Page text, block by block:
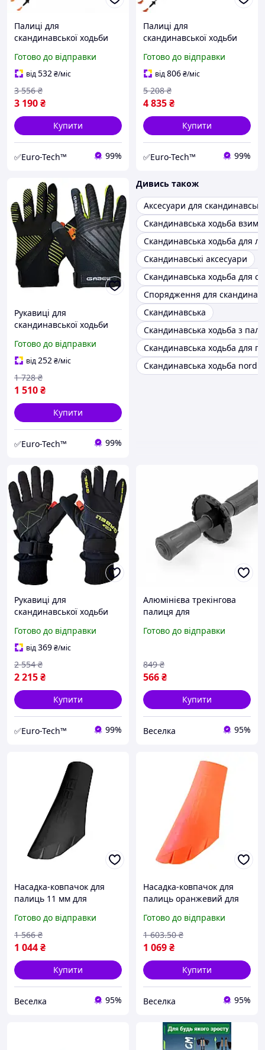
Палиці для
скандинавської ходьби
(7008352622000)
Готово до відправки
від532₴/міс
3 190₴
3 556 ₴
Купити
✅Euro-Tech™ 99%
Палиці для
скандинавської ходьби
(7008361510000)
Готово до відправки
від806₴/міс
4 835₴
5 208 ₴
Купити
✅Euro-Tech™ 99%
Рукавиці для
скандинавської ходьби
(8015011300307)
Готово до відправки
від252₴/міс
1 510₴
1 728 ₴
Купити
✅Euro-Tech™ 99%
Дивись також
Аксесуари для
Скандинавська ходьба
Скандинавська ходьба для
Скандинавські аксесуари
Скандинавська ходьба для
Спорядження для
Скандинавська
Скандинавська ходьба з
Скандинавська ходьба для
Скандинавська ходьба nordic
Рукавиці для
скандинавської ходьби
Black/Green M
(8015012100008)
Готово до відправки
від369₴/міс
2 215₴
2 554 ₴
Купити
✅Euro-Tech™ 99%
Алюмінієва трекінгова
палиця для
регульованою довжиною
Готово до відправки
566₴
849 ₴
Купити
Веселка 95%
Насадка-ковпачок для
палиць 11 мм для
скандинавська ходьба
трейлранінг FLAME
Готово до відправки
1 044₴
1 566 ₴
Купити
Веселка 95%
Насадка-ковпачок для
палиць оранжевий для
трейлранингу з високим
зчепленням FLAME
Готово до відправки
1 069₴
1 603.50 ₴
Купити
Веселка 95%